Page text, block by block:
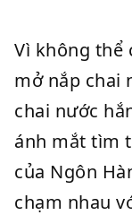
Vì không thể
mở nắp chai
chai nước
ánh mắt tìm
của Ngôn
chạm nhau